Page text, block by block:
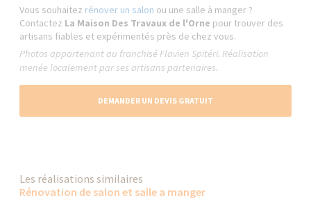
Vous souhaitez rénover un salon ou une salle à manger ?
Contactez La Maison Des Travaux de l'Orne pour trouver des
artisans fiables et expérimentés près de chez vous.
Photos appartenant au franchisé Flavien Spitéri. Réalisation
menée localement par ses artisans partenaires.
DEMANDER UN DEVIS GRATUIT
Les réalisations similaires
Rénovation de salon et salle a manger